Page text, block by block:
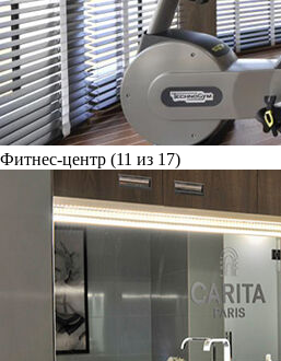
Фитнес-центр (11 из 17)